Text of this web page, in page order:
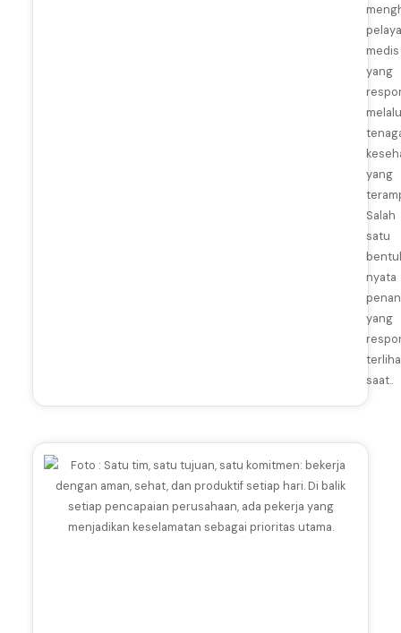
medis
yang
yang
Salah
satu
nyata
yang
saat..